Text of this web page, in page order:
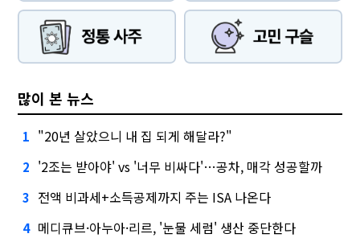
많이 본 뉴스
1 "20년 살았으니 내 집 되게 해달라?"
2 '2조는 받아야' vs '너무 비싸다'…공차, 매각 성공할까
3 전액 비과세+소득공제까지 주는 ISA 나온다
4 메디큐브·아누아·리르, '눈물 세럼' 생산 중단한다